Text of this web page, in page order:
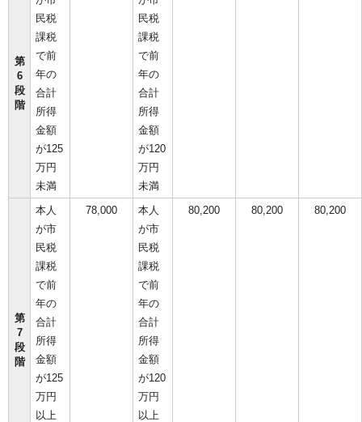
第
6
段
階
民税
課税
で前
年の
合計
所得
金額
が125
万円
未満
民税
課税
で前
年の
合計
所得
金額
が120
万円
未満
第
7
段
階
本人
が市
民税
課税
で前
年の
合計
所得
金額
が125
万円
以上
78,000
本人
が市
民税
課税
で前
年の
合計
所得
金額
が120
万円
以上
80,200 80,200 80,200